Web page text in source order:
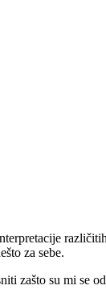
za sebe.
zašto su mi se